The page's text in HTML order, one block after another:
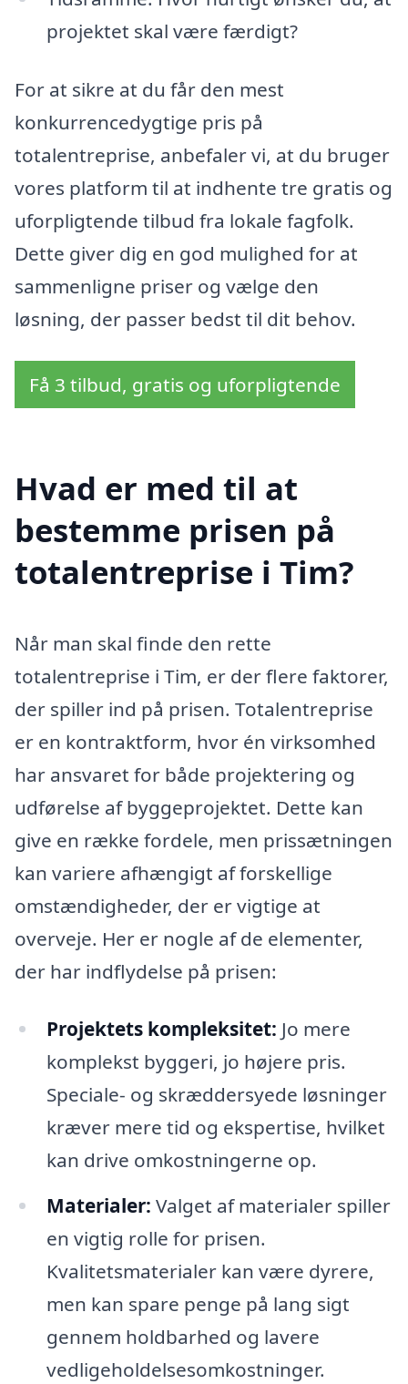
projektet skal være færdigt?
For at sikre at du får den mest
konkurrencedygtige pris på
totalentreprise, anbefaler vi, at du bruger
vores platform til at indhente tre gratis og
uforpligtende tilbud fra lokale fagfolk.
Dette giver dig en god mulighed for at
sammenligne priser og vælge den
løsning, der passer bedst til dit behov.
Få 3 tilbud, gratis og uforpligtende
Hvad er med til at
bestemme prisen på
totalentreprise i Tim?
Når man skal finde den rette
totalentreprise i Tim, er der flere faktorer,
der spiller ind på prisen. Totalentreprise
er en kontraktform, hvor én virksomhed
har ansvaret for både projektering og
udførelse af byggeprojektet. Dette kan
give en række fordele, men prissætningen
kan variere afhængigt af forskellige
omstændigheder, der er vigtige at
overveje. Her er nogle af de elementer,
der har indflydelse på prisen:
Projektets kompleksitet: Jo mere
komplekst byggeri, jo højere pris.
Speciale- og skræddersyede løsninger
kræver mere tid og ekspertise, hvilket
kan drive omkostningerne op.
Materialer: Valget af materialer spiller
en vigtig rolle for prisen.
Kvalitetsmaterialer kan være dyrere,
men kan spare penge på lang sigt
gennem holdbarhed og lavere
vedligeholdelsesomkostninger.